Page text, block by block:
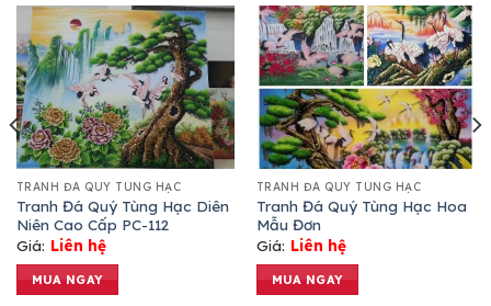
TRANH ĐÁ QUÝ TÙNG HẠC
Tranh Đá Quý Tùng Hạc Diên
Niên Cao Cấp PC-112
Giá: Liên hệ
MUA NGAY
TRANH ĐÁ QUÝ TÙNG HẠC
Tranh Đá Quý Tùng Hạc Hoa
Mẫu Đơn
Giá: Liên hệ
MUA NGAY